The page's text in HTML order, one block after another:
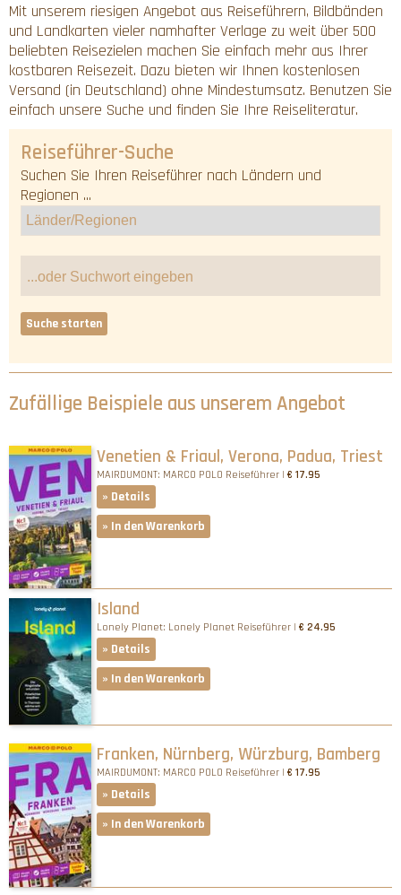
Mit unserem riesigen Angebot aus Reiseführern, Bildbänden
und Landkarten vieler namhafter Verlage zu weit über 500
beliebten Reisezielen machen Sie einfach mehr aus Ihrer
kostbaren Reisezeit. Dazu bieten wir Ihnen kostenlosen
Versand (in Deutschland) ohne Mindestumsatz. Benutzen Sie
einfach unsere Suche und finden Sie Ihre Reiseliteratur.
Reiseführer-Suche
Suchen Sie Ihren Reiseführer nach Ländern und
Regionen ...
Suche starten
Zufällige Beispiele aus unserem Angebot
Venetien & Friaul, Verona, Padua, Triest
MAIRDUMONT: MARCO POLO Reiseführer |€ 17.95
» Details
» In den Warenkorb
Island
Lonely Planet: Lonely Planet Reiseführer |€ 24.95
» Details
» In den Warenkorb
Franken, Nürnberg, Würzburg, Bamberg
MAIRDUMONT: MARCO POLO Reiseführer |€ 17.95
» Details
» In den Warenkorb